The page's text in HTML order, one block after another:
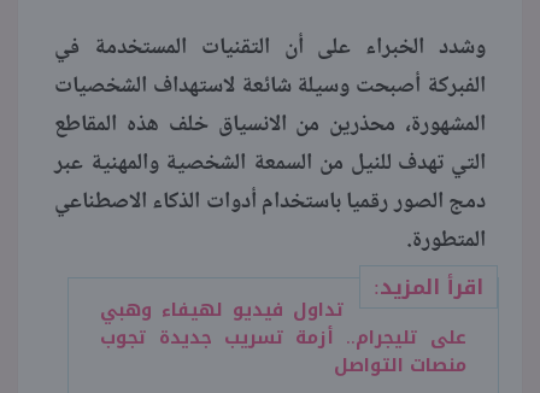
وشدد الخبراء على أن التقنيات المستخدمة في
الفبركة أصبحت وسيلة شائعة لاستهداف الشخصيات
المشهورة، محذرين من الانسياق خلف هذه المقاطع
التي تهدف للنيل من السمعة الشخصية والمهنية عبر
دمج الصور رقميا باستخدام أدوات الذكاء الاصطناعي
المتطورة.
اقرأ المزيد:
تداول فيديو لهيفاء وهبي
على تليجرام.. أزمة تسريب جديدة تجوب
منصات التواصل